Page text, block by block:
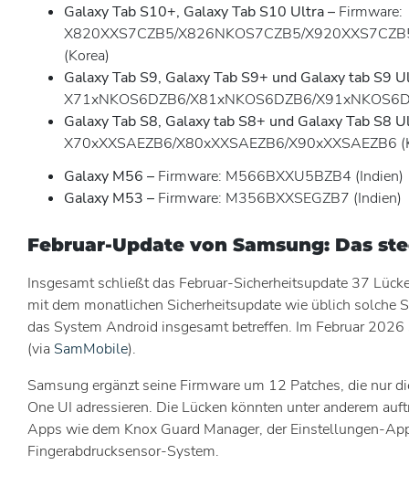
Galaxy Tab S10+, Galaxy Tab S10 Ultra – Firmware:
X820XXS7CZB5/X826NKOS7CZB5/
(Korea)
Galaxy Tab S9, Galaxy Tab S9+ und Galaxy tab S9
X71xNKOS6DZB6/X81xNKOS6DZB6/
Galaxy Tab S8, Galaxy tab S8+ und Galaxy Tab S8
X70xXXSAEZB6/X80xXXSAEZB6/X90xXXSAEZB6
Galaxy M56 – Firmware: M566BXXU5BZB4 (Indien)
Galaxy M53 – Firmware: M356BXXSEGZB7 (Indien)
Februar-Update von Samsung: Das
Insgesamt schließt das Februar-Sicherheitsupdate 37
mit dem monatlichen Sicherheitsupdate wie üblich solche
das System Android insgesamt betreffen. Im Februar
(via SamMobile).
Samsung ergänzt seine Firmware um 12 Patches, die nur
One UI adressieren. Die Lücken könnten unter anderem
Apps wie dem Knox Guard Manager, der Einstellungen-
Fingerabdrucksensor-System.